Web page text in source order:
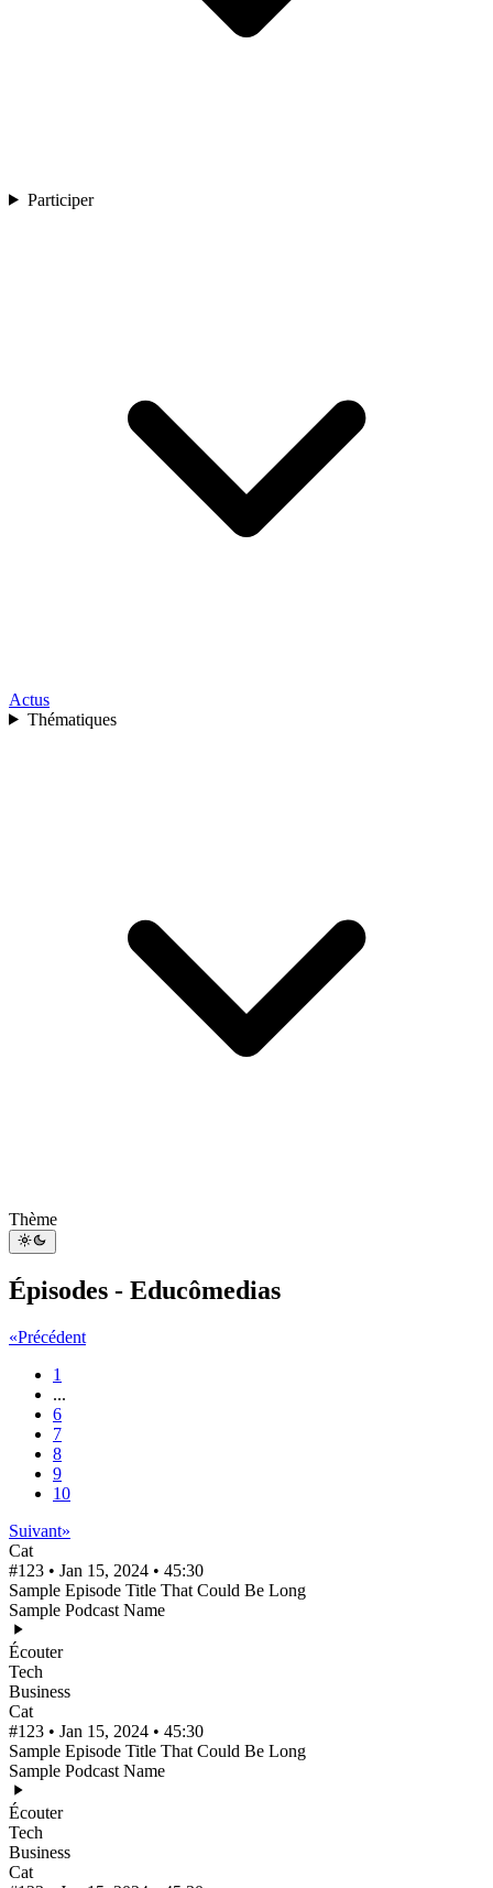
Participer
Actus
Thématiques
Thème
Épisodes - Educômedias
«Précédent
1
...
6
7
8
9
10
Suivant»
Cat
#123 • Jan 15, 2024 • 45:30
Sample Episode Title That Could Be Long
Sample Podcast Name
Écouter
Tech
Business
Cat
#123 • Jan 15, 2024 • 45:30
Sample Episode Title That Could Be Long
Sample Podcast Name
Écouter
Tech
Business
Cat